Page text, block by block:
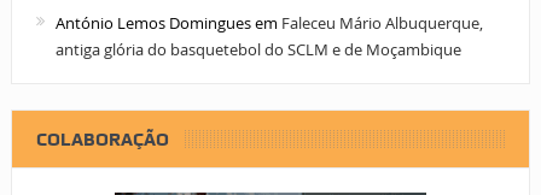
António Lemos Dominguesem Faleceu Mário Albuquerque,
antiga glória do basquetebol do SCLM e de Moçambique
COLABORAÇÃO